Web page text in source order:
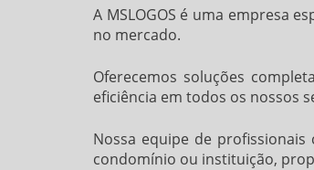
A MSLOGOS é uma empresa
no mercado.
Oferecemos soluções
eficiência em todos os nossos
Nossa equipe de
condomínio ou instituição,